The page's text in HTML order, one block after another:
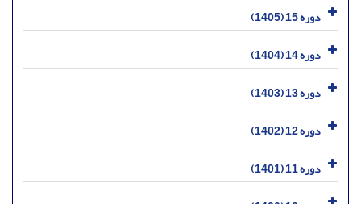
دوره 15 (1405)
دوره 14 (1404)
دوره 13 (1403)
دوره 12 (1402)
دوره 11 (1401)